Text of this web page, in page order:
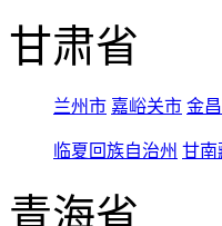
甘肃省
兰州市 嘉峪关市 金
临夏回族自治州 甘南
青海省